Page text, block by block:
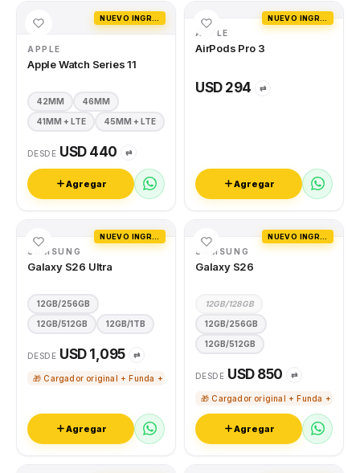
APPLE
Apple Watch Series 11
42MM 46MM
41MM + LTE 45MM + LTE
DESDE USD 440 ⇄
Agregar
APPLE
AirPods Pro 3
USD 294 ⇄
Agregar
SAMSUNG
Galaxy S26 Ultra
12GB/256GB
12GB/512GB 12GB/1TB
DESDE USD 1,095 ⇄
🎁 Cargador original + Funda + Vidrio templado
Agregar
SAMSUNG
Galaxy S26
12GB/128GB
12GB/256GB
12GB/512GB
DESDE USD 850 ⇄
🎁 Cargador original + Funda +
Agregar